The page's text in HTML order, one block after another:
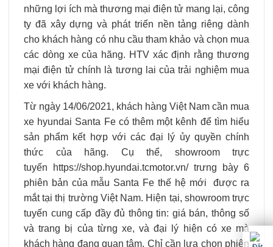
những lợi ích mà thương mại điện tử mang lại, công
ty đã xây dựng và phát triển nền tảng riêng dành
cho khách hàng có nhu cầu tham khảo và chọn mua
các dòng xe của hãng. HTV xác định rằng thương
mại điện tử chính là tương lai của trải nghiệm mua
xe với khách hàng.
Từ ngày 14/06/2021, khách hàng Việt Nam cần mua
xe hyundai Santa Fe có thêm một kênh để tìm hiểu
sản phẩm kết hợp với các đại lý ủy quyền chính
thức của hãng. Cụ thể, showroom trực
tuyến https://shop.hyundai.tcmotor.vn/ trưng bày 6
phiên bản của mẫu Santa Fe thế hệ mới được ra
mắt tại thị trường Việt Nam. Hiện tại, showroom trực
tuyến cung cấp đầy đủ thông tin: giá bán, thông số
và trang bị của từng xe, và đại lý hiện có xe mà
khách hàng đang quan tâm. Chỉ cần lựa chọn phiên